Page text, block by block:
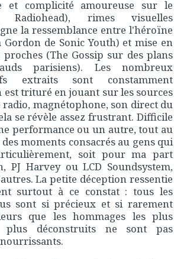
et complicité amoureuse sur le
Radiohead), rimes visuelles
la ressemblance entre l'héroïne
de Sonic Youth) et mise en
(The Gossip sur des plans
parisiens). Les nombreux
extraits sont constamment
est trituré en jouant sur les sources
radio, magnétophone, son direct du
se révèle assez frustrant. Difficile
performance ou un autre, tout au
moments consacrés au gens qui
soit pour ma part
PJ Harvey ou LCD Soundsystem,
La petite déception ressentie
surtout à ce constat : tous les
sont si précieux et si rarement
que les hommages les plus
déconstruits ne sont pas